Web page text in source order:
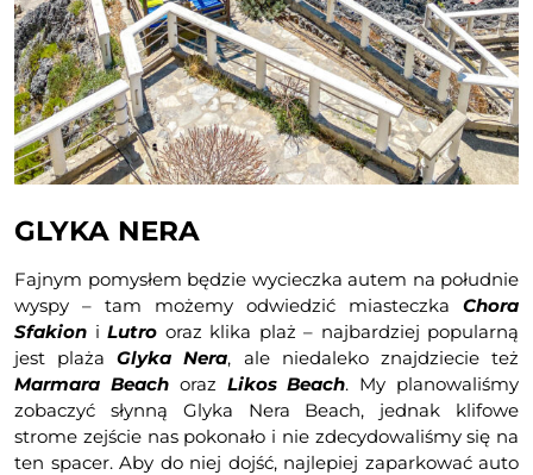
GLYKA NERA
Fajnym pomysłem będzie wycieczka autem na południe
wyspy – tam możemy odwiedzić miasteczka Chora
Sfakion i Lutro oraz klika plaż – najbardziej popularną
jest plażaGlyka Nera, ale niedaleko znajdziecie też
Marmara Beachoraz Likos Beach. My planowaliśmy
zobaczyć słynną Glyka Nera Beach, jednak klifowe
strome zejście nas pokonało i nie zdecydowaliśmy się na
ten spacer. Aby do niej dojść, najlepiej zaparkować auto